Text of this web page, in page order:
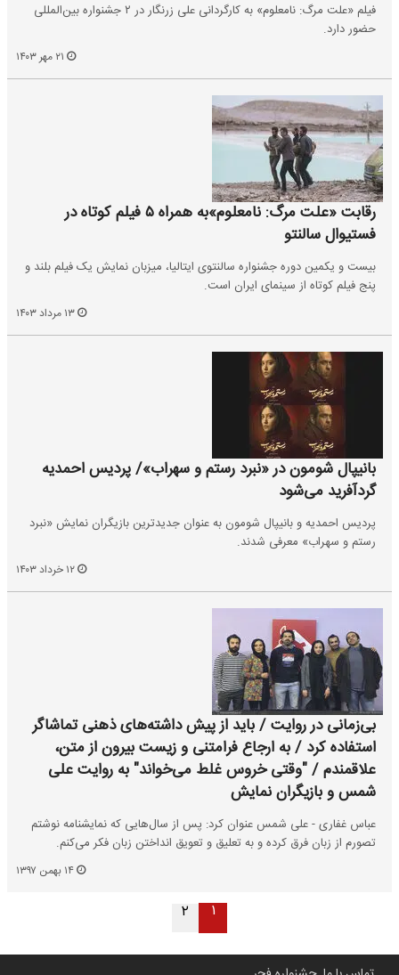
فیلم «علت مرگ: نامعلوم» به کارگردانی علی زرنگار در ۲ جشنواره بین‌المللی
حضور دارد.
رقابت «علت مرگ: نامعلوم»به همراه ۵ فیلم کوتاه در
فستیوال سالنتو
بیست و یکمین دوره جشنواره سالنتوی ایتالیا، میزبان نمایش یک فیلم بلند و
پنج فیلم کوتاه از سینمای ایران است.
بانیپال شومون در «نبرد رستم و سهراب»/ پردیس احمدیه
گردآفرید می‌شود
پردیس احمدیه و بانیپال شومون به عنوان جدیدترین بازیگران نمایش «نبرد
رستم و سهراب» معرفی شدند.
بی‌زمانی در روایت / باید از پیش داشته‌های ذهنی تماشاگر
استفاده کرد / به ارجاع فرامتنی و زیست بیرون از متن،
علاقمندم / "وقتی خروس غلط می‌خواند" به روایت علی
شمس و بازیگران نمایش
عباس غفاری - علی شمس عنوان کرد: پس از سال‌هایی که نمایشنامه نوشتم
تصورم از زبان فرق کرده و به تعلیق و تعویق انداختن زبان فکر می‌کنم.
۱ ۲